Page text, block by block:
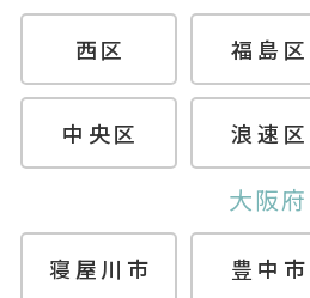
西区 福島区
中央区 浪速区
大阪府
寝屋川市 豊中市